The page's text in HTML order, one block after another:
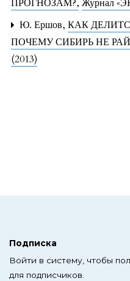
ПРОГНОЗАМ?, Журнал
Ю. Ершов, КАК
ПОЧЕМУ СИБИРЬ НЕ
(2013)
Подписка
Войти в систему, чтобы
для подписчиков.